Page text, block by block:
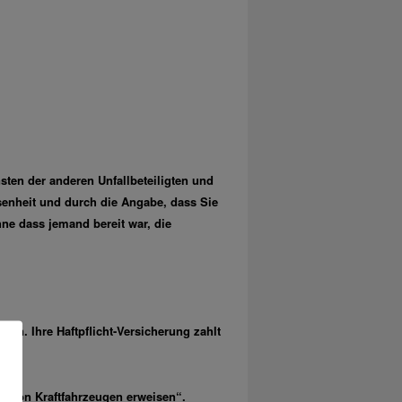
der anderen Unfallbeteiligten und
und durch die Angabe, dass Sie
dass jemand bereit war, die
Ihre Haftpflicht-Versicherung zahlt
von Kraftfahrzeugen erweisen“.